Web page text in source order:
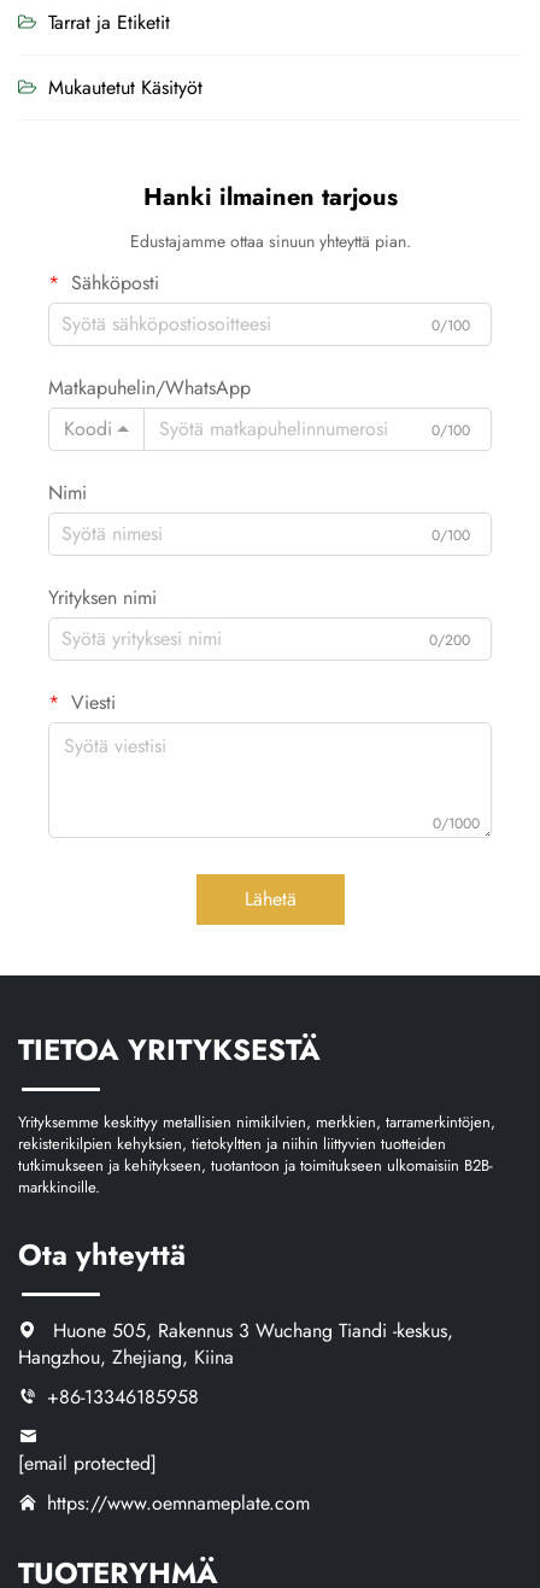
Tarrat ja Etiketit
Mukautetut Käsityöt
Hanki ilmainen tarjous
Edustajamme ottaa sinuun yhteyttä pian.
Sähköposti
0/100
Matkapuhelin/WhatsApp
Koodi
0/100
Nimi
0/100
Yrityksen nimi
0/200
Viesti
0/1000
Lähetä
TIETOA YRITYKSESTÄ
Yrityksemme keskittyy metallisien nimikilvien, merkkien, tarramerkintöjen,
rekisterikilpien kehyksien, tietokyltten ja niihin liittyvien tuotteiden
tutkimukseen ja kehitykseen, tuotantoon ja toimitukseen ulkomaisiin B2B-
markkinoille.
Ota yhteyttä
Huone 505, Rakennus 3 Wuchang Tiandi -keskus,
Hangzhou, Zhejiang, Kiina
+86-13346185958
[email protected]
https://www.oemnameplate.com
TUOTERYHMÄ